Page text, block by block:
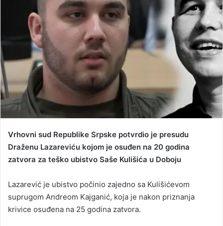
e
m
Vrhovni sud Republike Srpske potvrdio je presudu
Draženu Lazareviću kojom je osuđen na 20 godina
zatvora za teško ubistvo Saše Kulišića u Doboju
Lazarević je ubistvo počinio zajedno sa Kulišićevom
suprugom Andreom Kajganić, koja je nakon priznanja
krivice osuđena na 25 godina zatvora.